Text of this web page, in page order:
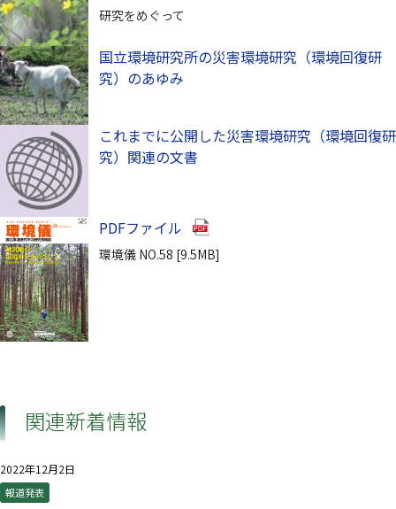
研究をめぐって
国立環境研究所の災害環境研究（環境回復研
究）のあゆみ
これまでに公開した災害環境研究（環境回復研
究）関連の文書
PDFファイル （別ウインドウで開きます）
環境儀 NO.58 [9.5MB]
関連新着情報
2022年12月2日
報道発表